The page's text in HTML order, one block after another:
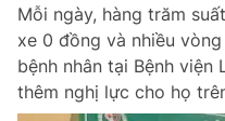
Chuyên mục
Chuyên mục khác
Đổi mật khẩu
Tin đã lưu
Tin đã xem
Mỗi ngày, hàng trăm
xe 0 đồng và nhiều
bệnh nhân tại Bệnh viện
thêm nghị lực cho họ